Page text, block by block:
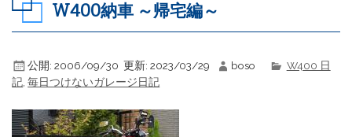
W400納車 ～帰宅編～
公開: 2006/09/30 更新: 2023/03/29 boso
W400 日
記,毎日つけないガレージ日記